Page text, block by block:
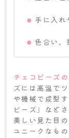
手に入れ
色合い、
チェコビーズ
ズには高温で
や機械で成型
ビーズ」など
美しい見た目
ユニークなも